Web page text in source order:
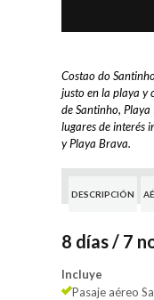
Costao do
justo en la playa y
de Santinho,
lugares de interés
y Playa Brava.
DESCRIPCIÓN
8 días / 7
Incluye
Pasaje aéreo